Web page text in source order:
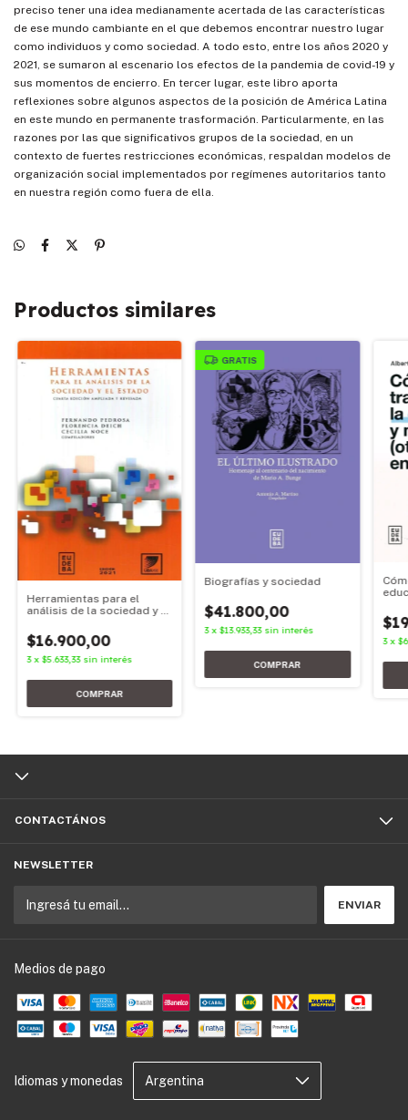
preciso tener una idea medianamente acertada de las características
de ese mundo cambiante en el que debemos encontrar nuestro lugar
como individuos y como sociedad. A todo esto, entre los años 2020 y
2021, se sumaron al escenario los efectos de la pandemia de covid-19 y
sus momentos de encierro. En tercer lugar, este libro aporta
reflexiones sobre algunos aspectos de la posición de América Latina
en este mundo en permanente trasformación. Particularmente, en las
razones por las que significativos grupos de la sociedad, en un
contexto de fuertes restricciones económicas, respaldan modelos de
organización social implementados por regímenes autoritarios tanto
en nuestra región como fuera de ella.
Productos similares
Herramientas para el
análisis de la sociedad y el
$16.900,00
3 x $5.633,33 sin interés
GRATIS
Biografías y sociedad
$41.800,00
3 x$13.933,33 sin interés
3 x
CONTACTÁNOS
NEWSLETTER
Medios de pago
Idiomas y monedas